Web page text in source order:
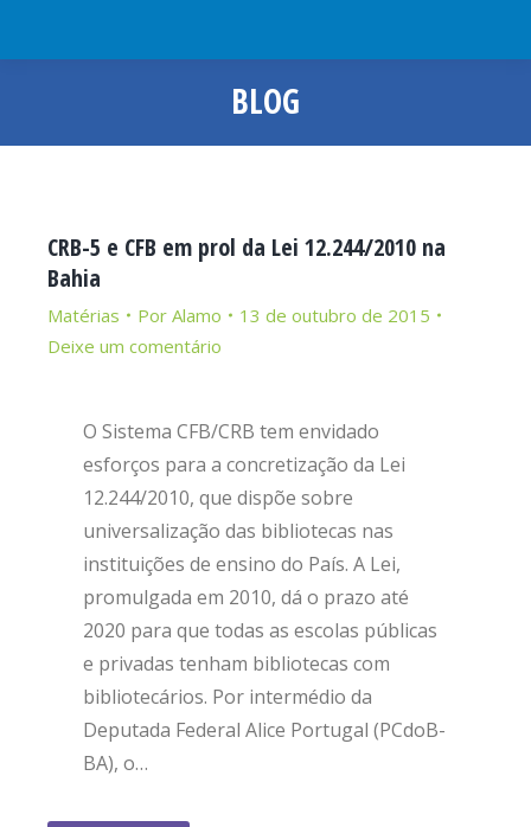
BLOG
Você está aqui:
CRB-5 e CFB em prol da Lei 12.244/2010 na
Bahia
Matérias Por Alamo
13 de outubro de 2015
Deixe um comentário
O Sistema CFB/CRB tem envidado
esforços para a concretização da Lei
12.244/2010, que dispõe sobre
universalização das bibliotecas nas
instituições de ensino do País. A Lei,
promulgada em 2010, dá o prazo até
2020 para que todas as escolas públicas
e privadas tenham bibliotecas com
bibliotecários. Por intermédio da
Deputada Federal Alice Portugal (PCdoB-
BA), o…